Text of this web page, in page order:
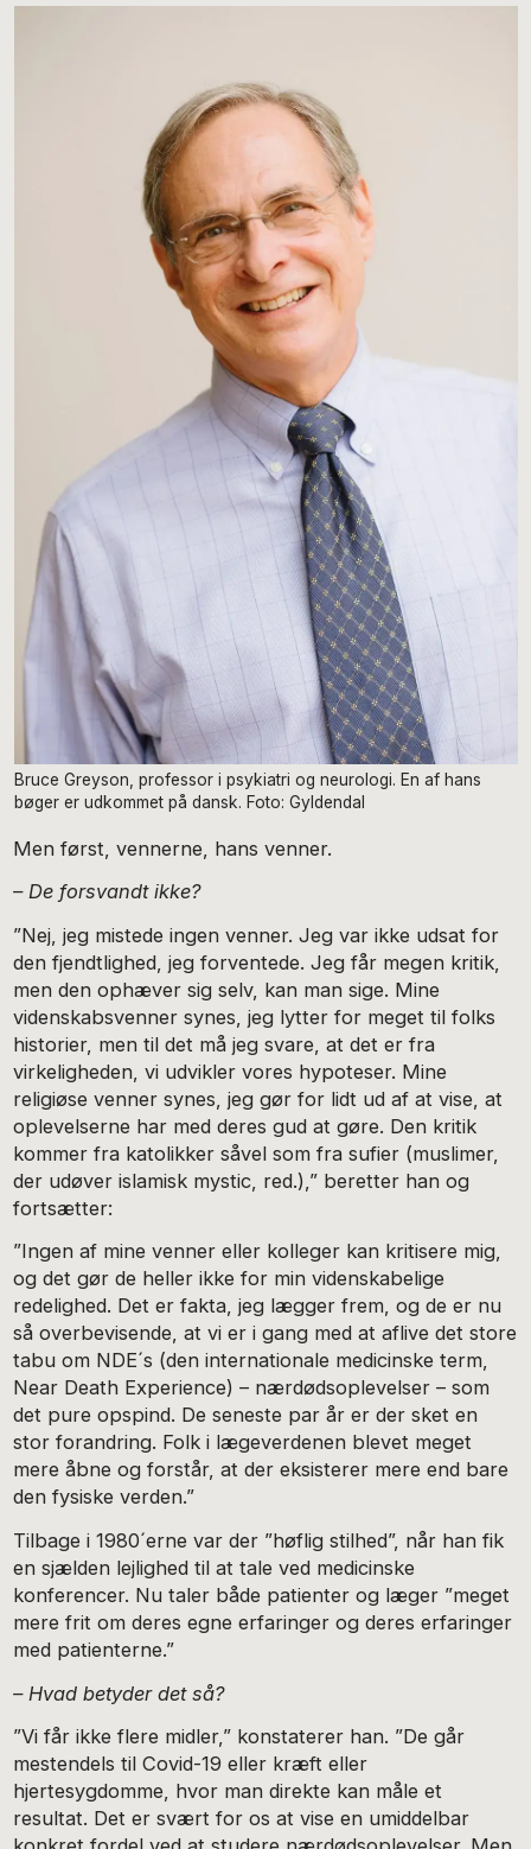
Bruce Greyson, professor i psykiatri og neurologi. En af hans
bøger er udkommet på dansk. Foto: Gyldendal
Men først, vennerne, hans venner.
– De forsvandt ikke?
”Nej, jeg mistede ingen venner. Jeg var ikke udsat for
den fjendtlighed, jeg forventede. Jeg får megen kritik,
men den ophæver sig selv, kan man sige. Mine
videnskabsvenner synes, jeg lytter for meget til folks
historier, men til det må jeg svare, at det er fra
virkeligheden, vi udvikler vores hypoteser. Mine
religiøse venner synes, jeg gør for lidt ud af at vise, at
oplevelserne har med deres gud at gøre. Den kritik
kommer fra katolikker såvel som fra sufier (muslimer,
der udøver islamisk mystic, red.),” beretter han og
fortsætter:
”Ingen af mine venner eller kolleger kan kritisere mig,
og det gør de heller ikke for min videnskabelige
redelighed. Det er fakta, jeg lægger frem, og de er nu
så overbevisende, at vi er i gang med at aflive det store
tabu om NDE´s (den internationale medicinske term,
Near Death Experience) – nærdødsoplevelser – som
det pure opspind. De seneste par år er der sket en
stor forandring. Folk i lægeverdenen blevet meget
mere åbne og forstår, at der eksisterer mere end bare
den fysiske verden.”
Tilbage i 1980´erne var der ”høflig stilhed”, når han fik
en sjælden lejlighed til at tale ved medicinske
konferencer. Nu taler både patienter og læger ”meget
mere frit om deres egne erfaringer og deres erfaringer
med patienterne.”
– Hvad betyder det så?
”Vi får ikke flere midler,” konstaterer han. ”De går
mestendels til Covid-19 eller kræft eller
hjertesygdomme, hvor man direkte kan måle et
resultat. Det er svært for os at vise en umiddelbar